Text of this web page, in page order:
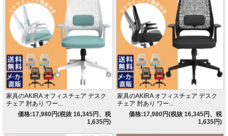
家具のAKIRA オフィスチェア デスク
チェア 肘あり ワー...
価格:17,980円(税抜 16,345円、税
1,635円)
家具のAKIRA オフィスチェア デスク
チェア 肘あり ワー...
価格:17,980円(税抜 16,345円、税
1,635円)